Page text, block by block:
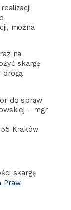
można
na
skargę
drogą
do spraw
– mgr
Kraków
skargę
Praw